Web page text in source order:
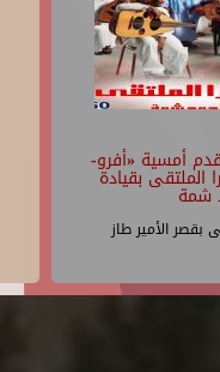
أمسية «أفرو-
الملتقى بقيادة
شمة
بقصر الأمير طاز